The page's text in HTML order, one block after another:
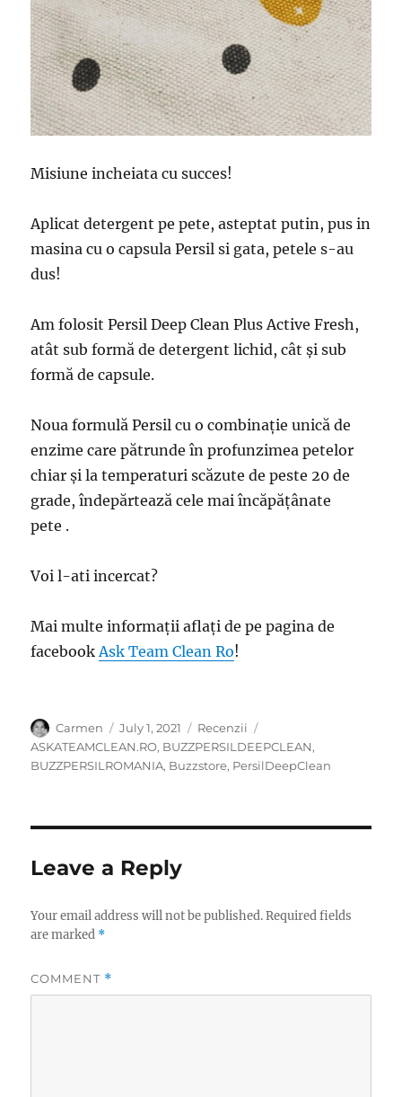
Misiune incheiata cu succes!
Aplicat detergent pe pete, asteptat putin, pus in
masina cu o capsula Persil si gata, petele s-au
dus!
Am folosit Persil Deep Clean Plus Active Fresh,
atât sub formă de detergent lichid, cât și sub
formă de capsule.
Noua formulă Persil cu o combinație unică de
enzime care pătrunde în profunzimea petelor
chiar și la temperaturi scăzute de peste 20 de
grade, îndepărtează cele mai încăpățânate
pete .
Voi l-ati incercat?
Mai multe informații aflați de pe pagina de
facebook Ask Team Clean Ro!
Author
Carmen
Posted
on
July 1, 2021 Categories
Recenzii
ASKATEAMCLEAN.RO, BUZZPERSILDEEPCLEAN,
BUZZPERSILROMANIA, Buzzstore, PersilDeepClean
Leave a Reply
Your email address will not be published. Required fields
are marked *
COMMENT *